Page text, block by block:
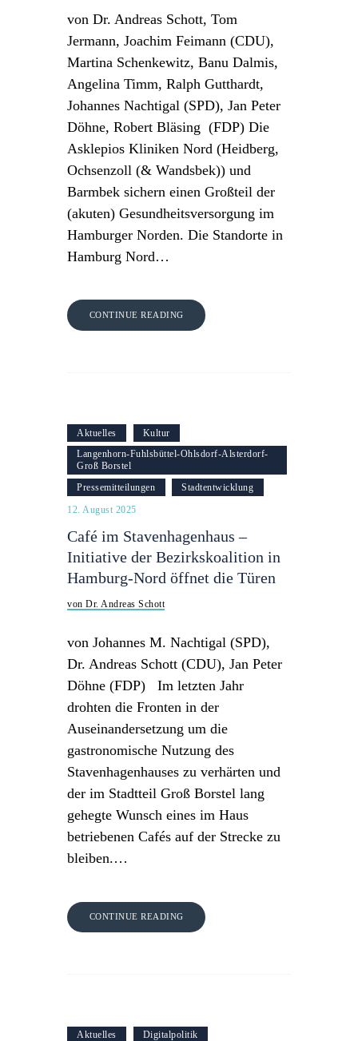
von Dr. Andreas Schott, Tom
Jermann, Joachim Feimann (CDU),
Martina Schenkewitz, Banu Dalmis,
Angelina Timm, Ralph Gutthardt,
Johannes Nachtigal (SPD), Jan Peter
Döhne, Robert Bläsing (FDP) Die
Asklepios Kliniken Nord (Heidberg,
Ochsenzoll (& Wandsbek)) und
Barmbek sichern einen Großteil der
(akuten) Gesundheitsversorgung im
Hamburger Norden. Die Standorte in
Hamburg Nord…
CONTINUE READING
Aktuelles
Kultur
Langenhorn-Fuhlsbüttel-Ohlsdorf-Alsterdorf-
Groß Borstel
Pressemitteilungen
Stadtentwicklung
12. August 2025
Café im Stavenhagenhaus –
Initiative der Bezirkskoalition in
Hamburg-Nord öffnet die Türen
von Dr. Andreas Schott
von Johannes M. Nachtigal (SPD),
Dr. Andreas Schott (CDU), Jan Peter
Döhne (FDP) Im letzten Jahr
drohten die Fronten in der
Auseinandersetzung um die
gastronomische Nutzung des
Stavenhagenhauses zu verhärten und
der im Stadtteil Groß Borstel lang
gehegte Wunsch eines im Haus
betriebenen Cafés auf der Strecke zu
bleiben.…
CONTINUE READING
Aktuelles Digitalpolitik